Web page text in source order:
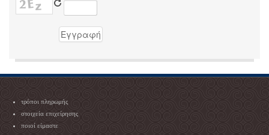
τρόποι πληρωμής
στοιχεία επιχείρησης
ποιοί είμαστε